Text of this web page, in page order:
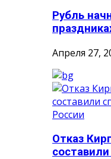
Рубль
Апреля 27,
Отказ